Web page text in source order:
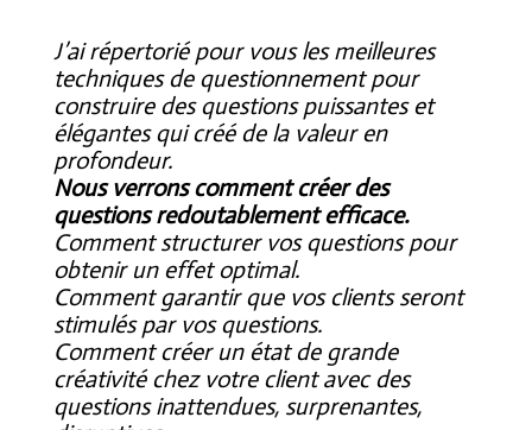
J’ai répertorié pour vous les meilleures
techniques de questionnement pour
construire des questions puissantes et
élégantes qui créé de la valeur en
profondeur.
Nous verrons comment créer des
questions redoutablement efficace.
Comment structurer vos questions pour
obtenir un effet optimal.
Comment garantir que vos clients seront
stimulés par vos questions.
Comment créer un état de grande
créativité chez votre client avec des
questions inattendues, surprenantes,